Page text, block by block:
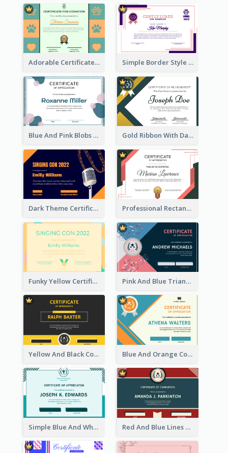
Adorable Certificate Design Idea For Animal Shelter Simple Border Style Certificate Design Template
Blue And Pink Blobs Plain Certificate Gold Ribbon With Dark Green Badge Certificate Design
Dark Theme Certificate Design For Singing Contest Professional Rectangular Border Certificate Design Ideas
Funky Yellow Certificate Of Singing Content Champion Pink And Blue Triangles Confetti Celebration Certificate
Yellow And Black Contrast Simple Certificate Blue And Orange Company Triangles With Badge Certificate
Simple Blue And White Rectangle Certificate Red And Blue Lines And Badge Completion Certificate